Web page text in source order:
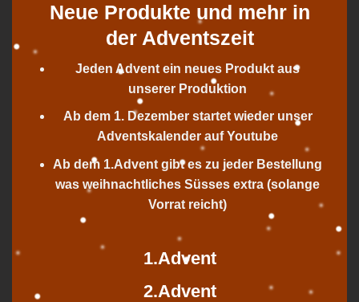
Neue Produkte und mehr in
der Adventszeit
Jeden Advent ein neues Produkt aus
unserer Produktion
Ab dem 1. Dezember startet wieder unser
Adventskalender auf Youtube
Ab dem 1.Advent gibt es zu jeder Bestellung
was weihnachtliches Süsses extra (solange
Vorrat reicht)
1.Advent
2.Advent